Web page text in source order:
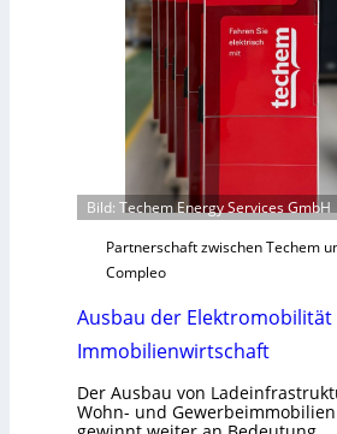
m
e
s
g
e
c
t
e
Bild: Techem Energy Services GmbH
Partnerschaft zwischen Techem
Compleo
Ausbau der
Immobilienwirtschaft
Der Ausbau von
Wohn- und Gewerbeimmobilien